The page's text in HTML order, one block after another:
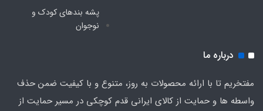
پشه‌ بندهای کودک و
نوجوان
درباره ما
مفتخریم تا با ارائه محصولات به روز، متنوع و با کیفیت ضمن حذف
واسطه ها و حمایت از کالای ایرانی قدم کوچکی در مسیر حمایت از